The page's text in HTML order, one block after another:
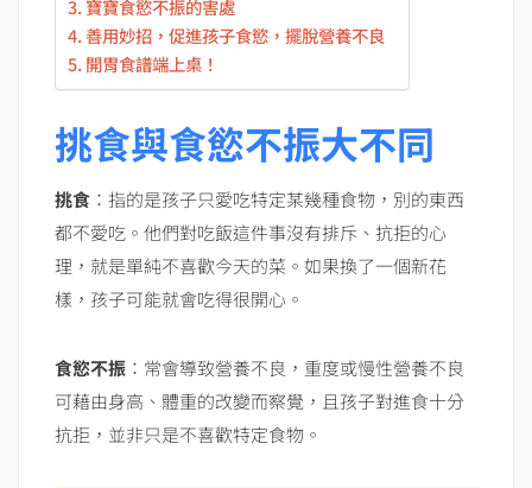
寶寶食慾不振的害處
善用妙招，促進孩子食慾，擺脫營養不良
開胃食譜端上桌！
挑食與食慾不振大不同
挑食 ：指的是孩子只愛吃特定某幾種食物，別的東西
都不愛吃。他們對吃飯這件事沒有排斥、抗拒的心
理，就是單純不喜歡今天的菜。如果換了一個新花
樣，孩子可能就會吃得很開心。
食慾不振 ：常會導致營養不良，重度或慢性營養不良
可藉由身高、體重的改變而察覺，且孩子對進食十分
抗拒，並非只是不喜歡特定食物。